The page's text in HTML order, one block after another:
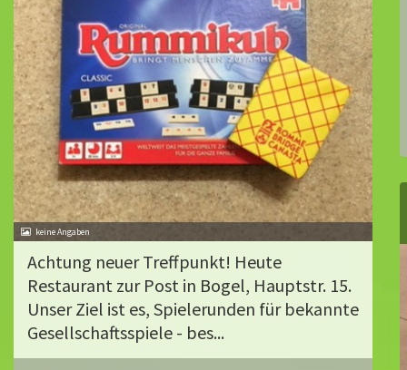
Achtung neuer Treffpunkt! Heute
Restaurant zur Post in Bogel, Hauptstr. 15.
Unser Ziel ist es, Spielerunden für bekannte
Gesell­schaftsspiele - bes...